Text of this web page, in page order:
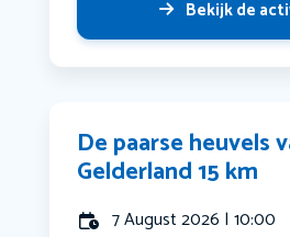
Bekijk de
De paarse heuvels
Gelderland 15 km
7 August 2026 | 10:00